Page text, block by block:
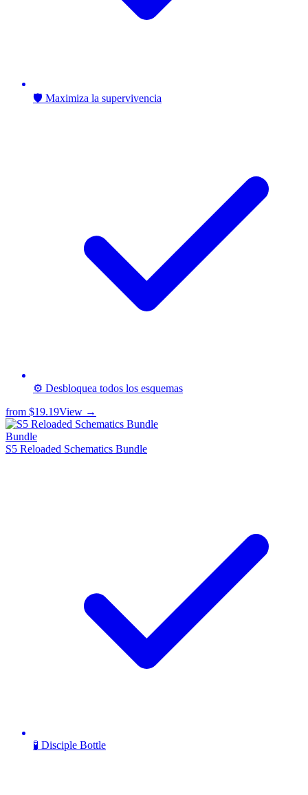
🛡️ Maximiza la supervivencia
⚙️ Desbloquea todos los esquemas
from $19.19View →
Bundle
S5 Reloaded Schematics Bundle
🧪 Disciple Bottle